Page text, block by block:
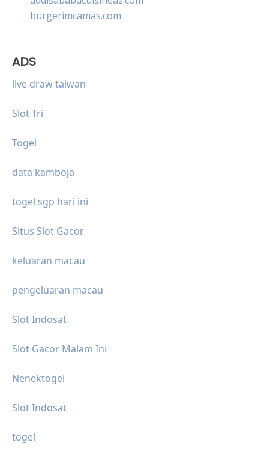
burgerimcamas.com
ADS
live draw taiwan
Slot Tri
Togel
data kamboja
togel sgp hari ini
Situs Slot Gacor
keluaran macau
pengeluaran macau
Slot Indosat
Slot Gacor Malam Ini
Nenektogel
Slot Indosat
togel